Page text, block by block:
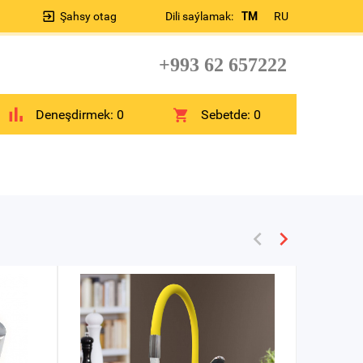
Dili saýlamak: TM RU
Şahsy otag
+993 62 657222
Deneşdirmek: 0 Sebetde:0